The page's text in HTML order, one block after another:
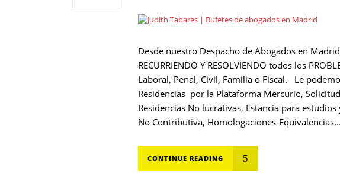
Desde nuestro Despacho de Abogados en
RECURRIENDO Y RESOLVIENDO todos los
Laboral, Penal, Civil, Familia o Fiscal. Le
Residencias por la Plataforma Mercurio,
Residencias No lucrativas, Estancia para
No Contributiva, Homologaciones-Equivalencias...
CONTINUE READING